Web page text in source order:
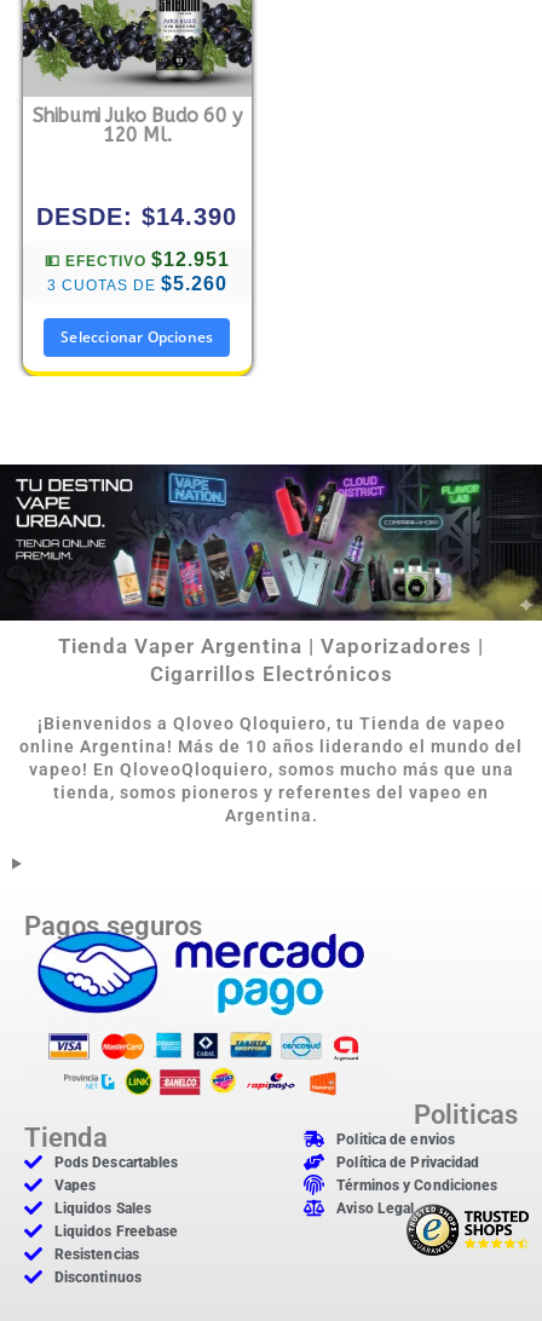
Shibumi Juko Budo 60 y
120 Ml.
DESDE:$14.390
💵 EFECTIVO $12.951
3 CUOTAS DE $5.260
Seleccionar Opciones
Tienda Vaper Argentina | Vaporizadores |
Cigarrillos Electrónicos
¡Bienvenidos a Qloveo Qloquiero, tu Tienda de vapeo
online Argentina! Más de 10 años liderando el mundo del
vapeo! En QloveoQloquiero, somos mucho más que una
tienda, somos pioneros y referentes del vapeo en
Argentina.
Pagos seguros
Tienda
Pods Descartables
Vapes
Liquidos Sales
Liquidos Freebase
Resistencias
Discontinuos
Politicas
Politica de envios
Política de Privacidad
Términos y Condiciones
Aviso Legal